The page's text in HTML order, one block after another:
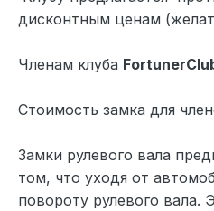
дисконтным ценам
Членам клуба
Стоимость замка для
Замки рулевого вала
том, что уходя от
повороту рулевого вала.